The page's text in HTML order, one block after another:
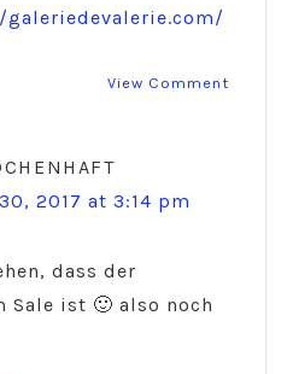
View Comment
2017 at 3:14 pm
dass der
ist 🙂 also noch